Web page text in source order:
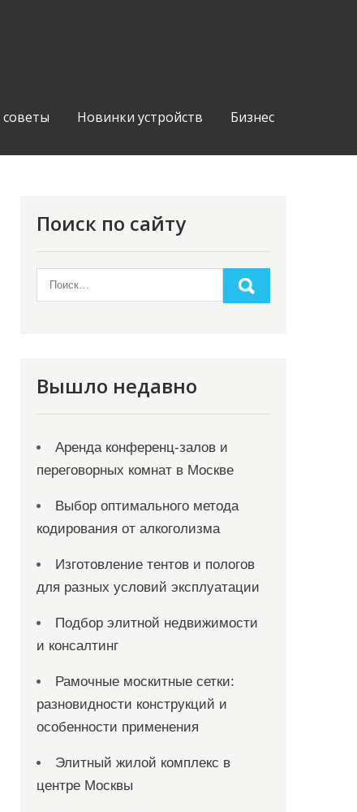
Новинки устройств Бизнес
Поиск по сайту
Вышло недавно
Аренда конференц-залов и
переговорных комнат в Москве
Выбор оптимального метода
кодирования от алкоголизма
Изготовление тентов и пологов
для разных условий эксплуатации
Подбор элитной недвижимости
и консалтинг
Рамочные москитные сетки:
разновидности конструкций и
особенности применения
Элитный жилой комплекс в
центре Москвы